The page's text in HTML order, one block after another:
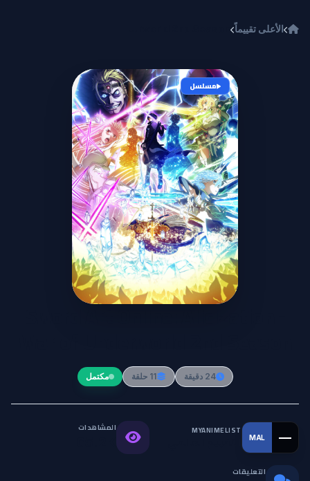
الأعلى تقييماً
مسلسل
Sword Art Online: Alicization -
24 دقيقة 11 حلقة مكتمل
MAL —
MYANIMELIST المشاهدات
التعليقات